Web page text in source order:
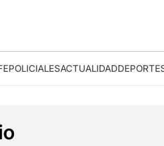
POLICIALESACTUALIDAD